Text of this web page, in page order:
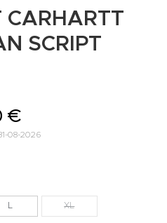
CARHARTT
SCRIPT
€
08-2026
XL